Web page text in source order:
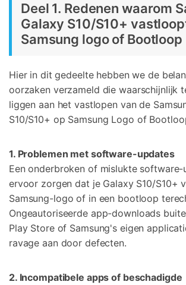
Deel 1. Redenen waarom
Galaxy S10/S10+
Samsung logo of Bootloop
Hier in dit gedeelte hebben we de
oorzaken verzameld die waarschijnlijk
liggen aan het vastlopen van de
S10/S10+ op Samsung Logo of
1. Problemen met software-updates
Een onderbroken of mislukte software-
ervoor zorgen dat je Galaxy S10/S10+
Samsung-logo of in een bootloop
Ongeautoriseerde app-downloads
Play Store of Samsung's eigen
ravage aan door defecten.
2. Incompatibele apps of beschadigde